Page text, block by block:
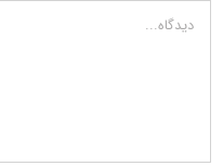
دیدگاه